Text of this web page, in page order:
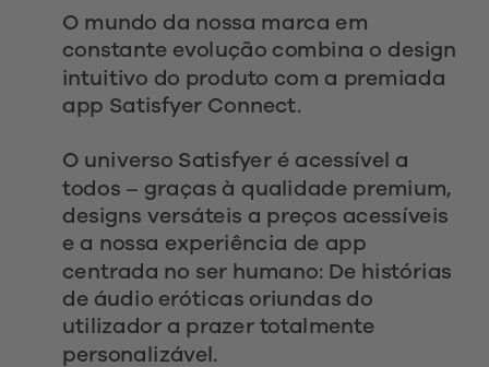
O mundo da nossa marca em
constante evolução combina o design
intuitivo do produto com a premiada
app Satisfyer Connect.
O universo Satisfyer é acessível a
todos – graças à qualidade premium,
designs versáteis a preços acessíveis
e a nossa experiência de app
centrada no ser humano: De histórias
de áudio eróticas oriundas do
utilizador a prazer totalmente
personalizável.